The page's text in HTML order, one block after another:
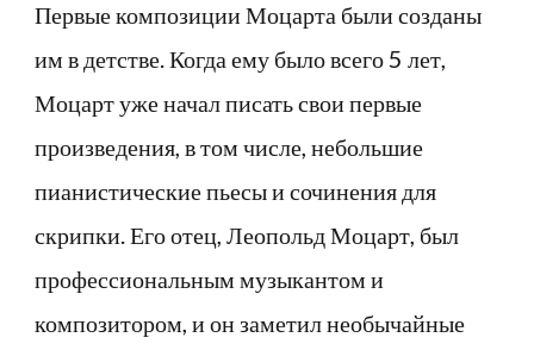
Первые композиции Моцарта были созданы
им в детстве. Когда ему было всего 5 лет,
Моцарт уже начал писать свои первые
произведения, в том числе, небольшие
пианистические пьесы и сочинения для
скрипки. Его отец, Леопольд Моцарт, был
профессиональным музыкантом и
композитором, и он заметил необычайные